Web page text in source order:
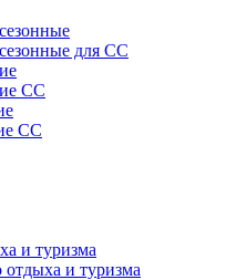
для СС
СС
СС
и туризма
и туризма